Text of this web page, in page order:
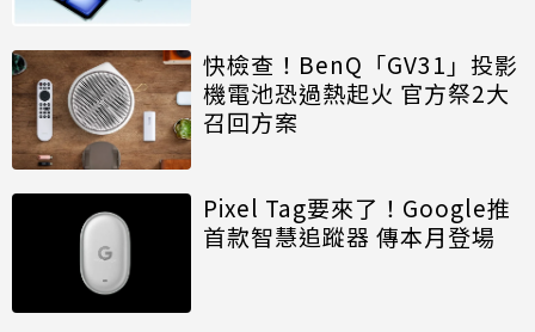
快檢查！BenQ「GV31」投影
機電池恐過熱起火 官方祭2大
召回方案
Pixel Tag要來了！Google推
首款智慧追蹤器 傳本月登場